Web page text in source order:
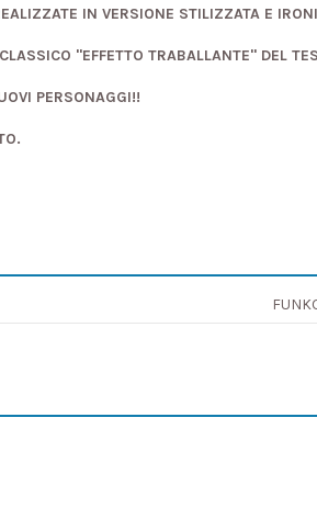
IN VERSIONE STILIZZATA E
"EFFETTO TRABALLANTE" DEL
PERSONAGGI!!